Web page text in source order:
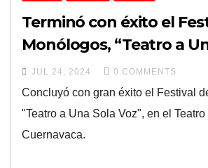
Terminó con éxito el
Monólogos, “Teatro a
JUL 24, 2024 0 COMMENTS
Concluyó con gran éxito el Festival
"Teatro a Una Sola Voz", en el
Cuernavaca.